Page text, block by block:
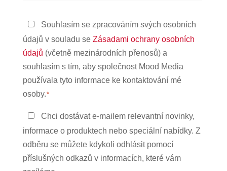
Zásady
ochrany
osobních
údajů
*
Souhlasím se zpracováním svých osobních
údajů v souladu se Zásadami ochrany osobních
údajů (včetně mezinárodních přenosů) a
souhlasím s tím, aby společnost Mood Media
používala tyto informace ke kontaktování mé
osoby.*
Zůstaňte
v
kontaktu
Chci dostávat e-mailem relevantní novinky,
informace o produktech nebo speciální nabídky. Z
odběru se můžete kdykoli odhlásit pomocí
příslušných odkazů v informacích, které vám